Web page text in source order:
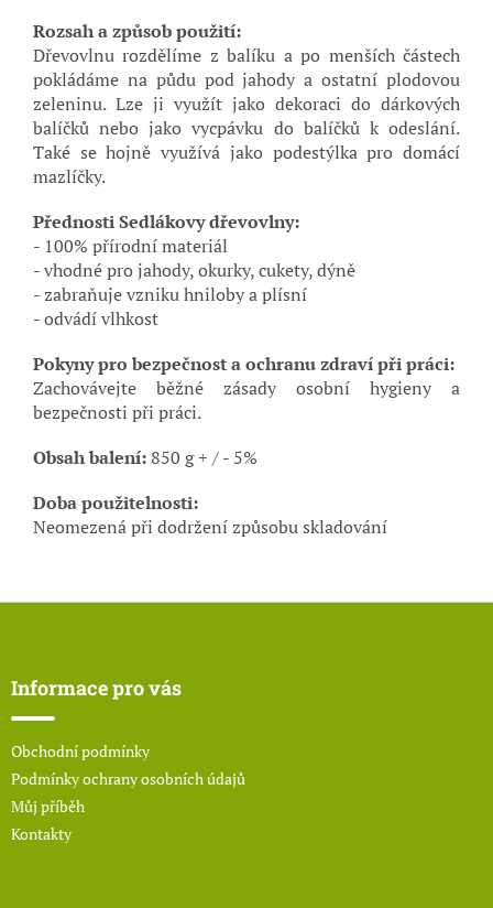
Rozsah a způsob použití:
Dřevovlnu rozdělíme z balíku a po menších částech
pokládáme na půdu pod jahody a ostatní plodovou
zeleninu. Lze ji využít jako dekoraci do dárkových
balíčků nebo jako vycpávku do balíčků k odeslání.
Také se hojně využívá jako podestýlka pro domácí
mazlíčky.
Přednosti Sedlákovy dřevovlny:
- 100% přírodní materiál
- vhodné pro jahody, okurky, cukety, dýně
- zabraňuje vzniku hniloby a plísní
- odvádí vlhkost
Pokyny pro bezpečnost a ochranu zdraví při práci:
Zachovávejte běžné zásady osobní hygieny a
bezpečnosti při práci.
Obsah balení:850 g + / - 5%
Doba použitelnosti:
Neomezená při dodržení způsobu skladování
Informace pro vás
Obchodní podmínky
Podmínky ochrany osobních údajů
Můj příběh
Kontakty